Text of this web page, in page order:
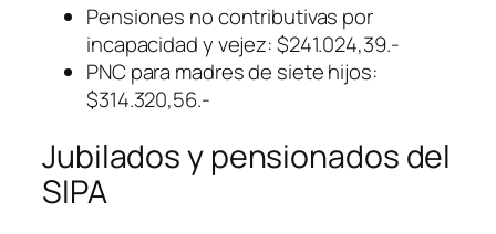
Pensiones no contributivas por
incapacidad y vejez: $241.024,39.-
PNC para madres de siete hijos:
$314.320,56.-
Jubilados y pensionados del
SIPA